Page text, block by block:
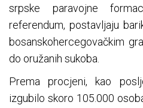
srpske paravojne
referendum, postavljaju
bosanskohercegovačkim
do oružanih sukoba.
Prema procjeni, kao
izgubilo skoro 105.000